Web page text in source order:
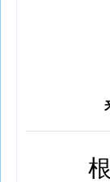
根